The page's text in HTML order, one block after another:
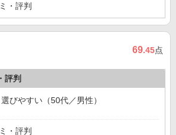
・評判
69.45点
評判
びやすい（50代／男性）
・評判